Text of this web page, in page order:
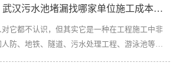
极限不低于1小时的不燃烧材料，由于圆形孔洞
压力管，洞是补不住的，如果发生火灾，补的
上，那事情就搞大了~！所以唯一的办法是，把
就是有洞的地方截掉，换一段新的管子上去，
还有11天就过年了！武汉污水池堵漏找哪家单位施工成本低？
它都不认识，但其实它是一种在工程施工中非
防、地铁、隧道、污水处理工程、游泳池等以